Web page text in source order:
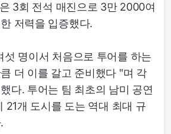
3회 전석 매진으로 3만 2000여
저력을 입증했다.
섯 명이서 처음으로 투어를 하는
더 이를 갈고 준비했다 "며 각
다. 투어는 팀 최초의 남미 공연
21개 도시를 도는 역대 최대 규